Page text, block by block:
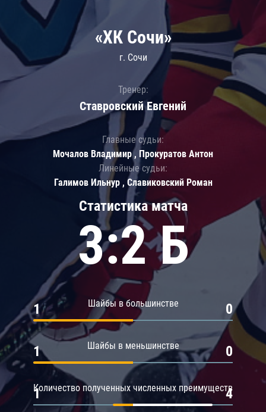
Статистика матча
3:2 Б
Шайбы в большинстве
1 0
Шайбы в меньшинстве
1 0
Количество полученных численных преимуществ
1 4
«ХК Сочи»
г. Сочи
Тренер:
Ставровский Евгений
Главные судьи:
Мочалов Владимир , Прокуратов Антон
Линейные судьи:
Галимов Ильнур , Славиковский Роман